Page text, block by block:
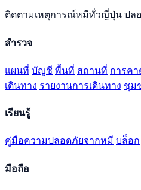
ติดตามเหตุการณ์หมีทั่วญี่ปุ่น ปล
สำรวจ
แผนที่ บัญชี พื้นที่ สถานที่ การค
เดินทาง รายงานการเดินทาง ชุม
เรียนรู้
คู่มือความปลอดภัยจากหมี บล็อก
มือถือ